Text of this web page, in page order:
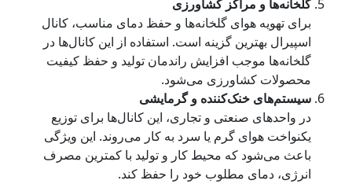
گلخانه‌ها و مراکز کشاورزی
برای تهویه هوای گلخانه‌ها و حفظ دمای مناسب، کانال
اسپیرال بهترین گزینه است. استفاده از این کانال‌ها در
گلخانه‌ها موجب افزایش راندمان تولید و حفظ کیفیت
محصولات کشاورزی می‌شود.
سیستم‌های خنک‌کننده و گرمایشی
در واحدهای صنعتی و تجاری، این کانال‌ها برای توزیع
یکنواخت هوای گرم یا سرد به کار می‌روند. این ویژگی
باعث می‌شود که محیط کار و تولید با کمترین مصرف
انرژی، دمای مطلوب خود را حفظ کند.